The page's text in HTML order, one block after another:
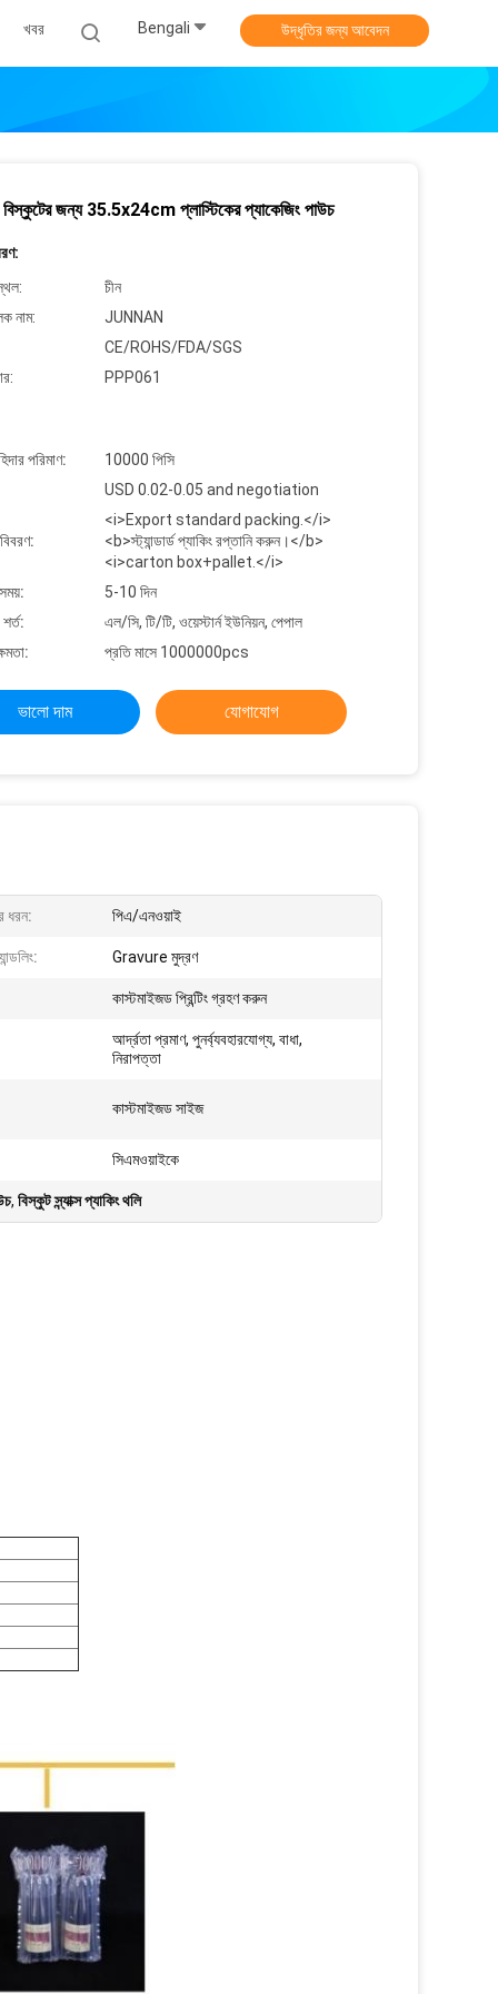
খবর Bengali উদ্ধৃতির জন্য আবেদন
জন্য 35.5x24cm প্লাস্টিকের প্যাকেজিং পাউচ
চীন
নাম:
JUNNAN
CE/ROHS/FDA/SGS
PPP061
পরিমাণ:
10000 পিসি
USD 0.02-0.05 and negotiation
<i>Export standard packing.</i>
<b>স্ট্যান্ডার্ড প্যাকিং রপ্তানি করুন।</b>
<i>carton box+pallet.</i>
5-10 দিন
এল/সি, টি/টি, ওয়েস্টার্ন ইউনিয়ন, পেপাল
প্রতি মাসে 1000000pcs
ভালো দাম যোগাযোগ
ধরন: পিএ/এনওয়াই
Gravure মুদ্রণ
কাস্টমাইজড প্রিন্টিং গ্রহণ করুন
আর্দ্রতা প্রমাণ, পুনর্ব্যবহারযোগ্য, বাধা,
নিরাপত্তা
কাস্টমাইজড সাইজ
সিএমওয়াইকে
, বিস্কুট স্ন্যাক্স প্যাকিং থলি